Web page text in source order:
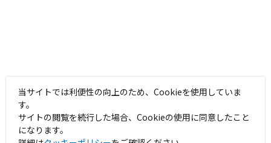
当サイトでは利便性の向上のため、Cookieを使用していま
す。
サイトの閲覧を続行した場合、Cookieの使用に同意したこと
になります。